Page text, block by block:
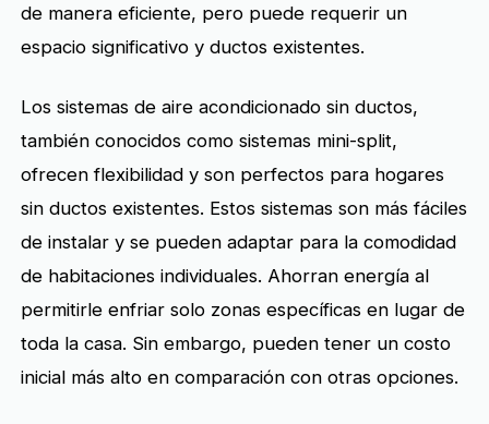
de manera eficiente, pero puede requerir un
espacio significativo y ductos existentes.
Los sistemas de aire acondicionado sin ductos,
también conocidos como sistemas mini-split,
ofrecen flexibilidad y son perfectos para hogares
sin ductos existentes. Estos sistemas son más fáciles
de instalar y se pueden adaptar para la comodidad
de habitaciones individuales. Ahorran energía al
permitirle enfriar solo zonas específicas en lugar de
toda la casa. Sin embargo, pueden tener un costo
inicial más alto en comparación con otras opciones.